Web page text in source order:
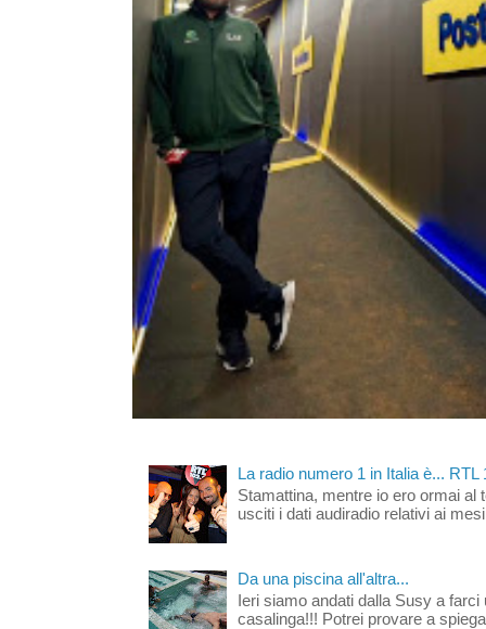
La radio numero 1 in Italia è... RTL
Stamattina, mentre io ero ormai al
usciti i dati audiradio relativi ai
Da una piscina all'altra...
Ieri siamo andati dalla Susy a
casalinga!!! Potrei provare a